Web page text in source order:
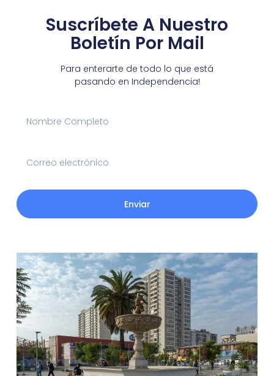
Suscríbete A Nuestro
Boletín Por Mail
Para enterarte de todo lo que está
pasando en Independencia!
Enviar